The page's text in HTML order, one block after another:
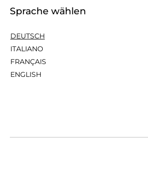
Sprache wählen
DEUTSCH
ITALIANO
FRANÇAIS
ENGLISH